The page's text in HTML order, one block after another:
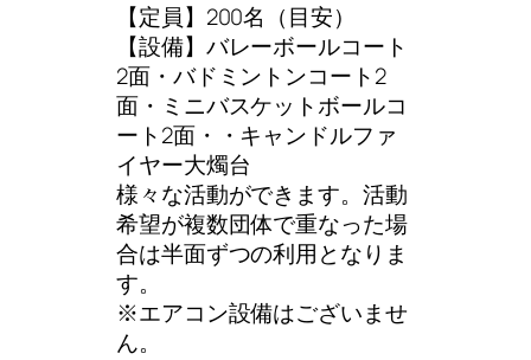
【定員】200名（目安）
【設備】バレーボールコート
2面・バドミントンコート2
面・ミニバスケットボールコ
ート2面・・キャンドルファ
イヤー大燭台
様々な活動ができます。活動
希望が複数団体で重なった場
合は半面ずつの利用となりま
す。
※エアコン設備はございませ
ん。